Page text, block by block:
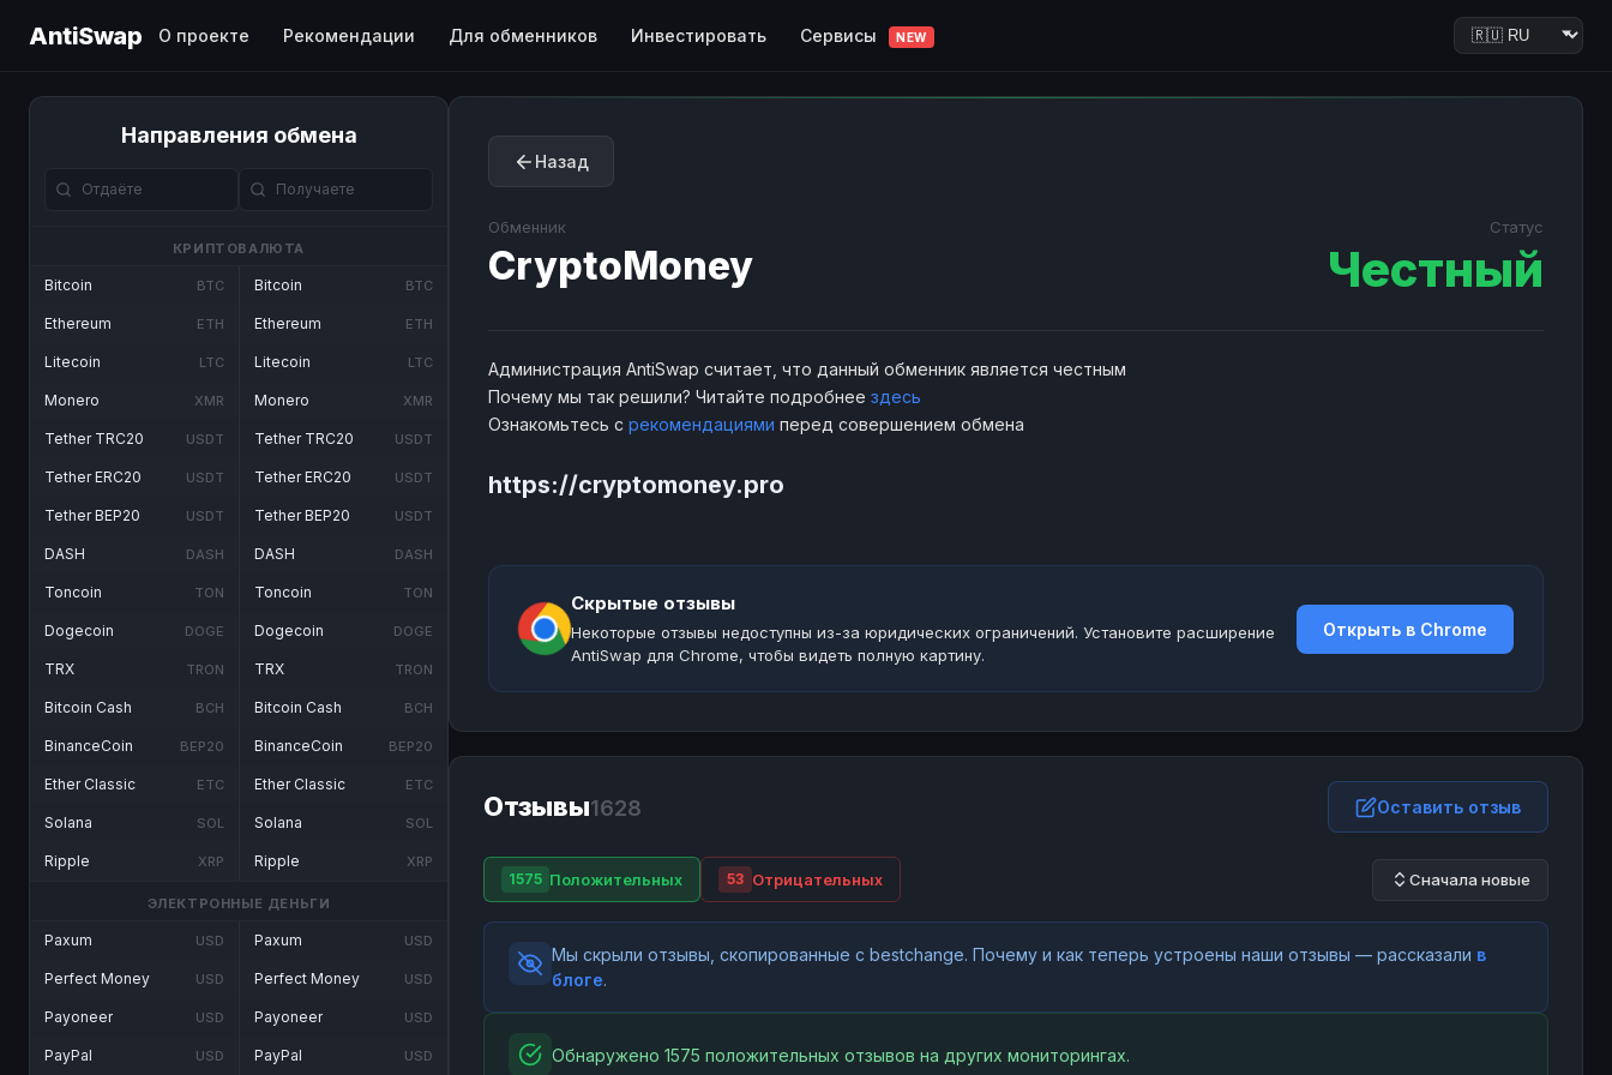
AntiSwap О проекте Рекомендации Для обменников Инвестировать Сервисы NEW
Направления обмена
КРИПТОВАЛЮТА
Bitcoin BTC
Ethereum ETH
Litecoin LTC
Monero XMR
Tether TRC20 USDT
Tether ERC20 USDT
Tether BEP20 USDT
DASH DASH
Toncoin TON
Dogecoin DOGE
TRX TRON
Bitcoin Cash BCH
BinanceCoin BEP20
Ether Classic ETC
Solana SOL
Ripple XRP
Bitcoin BTC
Ethereum ETH
Litecoin LTC
Monero XMR
Tether TRC20 USDT
Tether ERC20 USDT
Tether BEP20 USDT
DASH DASH
Toncoin TON
Dogecoin DOGE
TRX TRON
Bitcoin Cash BCH
BinanceCoin BEP20
Ether Classic ETC
Solana SOL
Ripple XRP
ЭЛЕКТРОННЫЕ ДЕНЬГИ
Paxum USD
Perfect Money USD
Payoneer USD
PayPal USD
Paxum USD
Perfect Money USD
Payoneer USD
PayPal USD
Назад
Обменник
CryptoMoney
Статус
Честный
Администрация AntiSwap считает, что данный обменник является честным
Почему мы так решили? Читайте подробнее здесь
Ознакомьтесь с рекомендациями перед совершением обмена
https://cryptomoney.pro
Скрытые отзывы
Некоторые отзывы недоступны из-за юридических ограничений. Установите расширение
AntiSwap для Chrome, чтобы видеть полную картину.
Открыть в Chrome
Отзывы1628 Оставить отзыв
1575 Положительных 53 Отрицательных Сначала новые
Мы скрыли отзывы, скопированные с bestchange. Почему и как теперь устроены наши отзывы — рассказали в
блоге.
Обнаружено 1575 положительных отзывов на других мониторингах.